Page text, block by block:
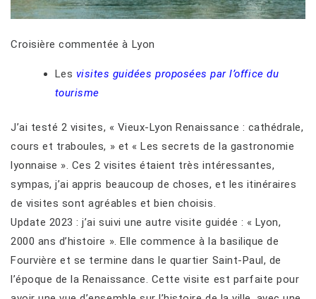
Croisière commentée à Lyon
Les visites guidées proposées par l’office du
tourisme
J’ai testé 2 visites, « Vieux-Lyon Renaissance : cathédrale,
cours et traboules, » et « Les secrets de la gastronomie
lyonnaise ». Ces 2 visites étaient très intéressantes,
sympas, j’ai appris beaucoup de choses, et les itinéraires
de visites sont agréables et bien choisis.
Update 2023 : j’ai suivi une autre visite guidée : « Lyon,
2000 ans d’histoire ». Elle commence à la basilique de
Fourvière et se termine dans le quartier Saint-Paul, de
l’époque de la Renaissance. Cette visite est parfaite pour